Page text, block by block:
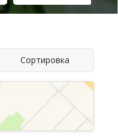
Сортировка